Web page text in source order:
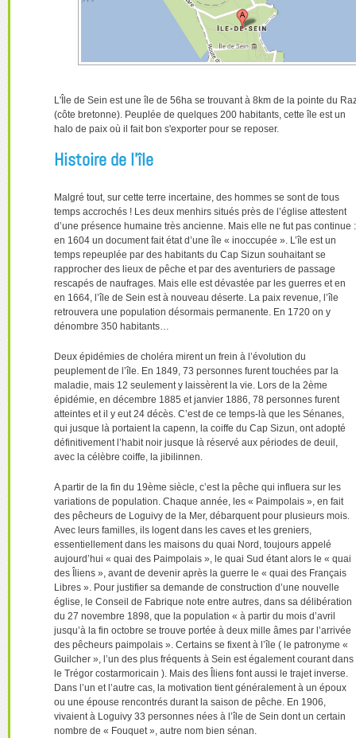
L'Île de Sein est une île de 56ha se trouvant à 8km de la pointe du
(côte bretonne). Peuplée de quelques 200 habitants, cette île est un
halo de paix où il fait bon s'exporter pour se reposer.
Histoire de l'île
Malgré tout, sur cette terre incertaine, des hommes se sont de tous
temps accrochés ! Les deux menhirs situés près de l’église attestent
d’une présence humaine très ancienne. Mais elle ne fut pas continue :
en 1604 un document fait état d’une île « inoccupée ». L’île est un
temps repeuplée par des habitants du Cap Sizun souhaitant se
rapprocher des lieux de pêche et par des aventuriers de passage
rescapés de naufrages. Mais elle est dévastée par les guerres et en
en 1664, l’île de Sein est à nouveau déserte. La paix revenue, l’île
retrouvera une population désormais permanente. En 1720 on y
dénombre 350 habitants…
Deux épidémies de choléra mirent un frein à l’évolution du
peuplement de l’île. En 1849, 73 personnes furent touchées par la
maladie, mais 12 seulement y laissèrent la vie. Lors de la 2ème
épidémie, en décembre 1885 et janvier 1886, 78 personnes furent
atteintes et il y eut 24 décès. C’est de ce temps-là que les Sénanes,
qui jusque là portaient la capenn, la coiffe du Cap Sizun, ont adopté
définitivement l’habit noir jusque là réservé aux périodes de deuil,
avec la célèbre coiffe, la jibilinnen.
A partir de la fin du 19ème siècle, c’est la pêche qui influera sur les
variations de population. Chaque année, les « Paimpolais », en fait
des pêcheurs de Loguivy de la Mer, débarquent pour plusieurs mois.
Avec leurs familles, ils logent dans les caves et les greniers,
essentiellement dans les maisons du quai Nord, toujours appelé
aujourd’hui « quai des Paimpolais », le quai Sud étant alors le « quai
des Îliens », avant de devenir après la guerre le « quai des Français
Libres ». Pour justifier sa demande de construction d’une nouvelle
église, le Conseil de Fabrique note entre autres, dans sa délibération
du 27 novembre 1898, que la population « à partir du mois d’avril
jusqu’à la fin octobre se trouve portée à deux mille âmes par l’arrivée
des pêcheurs paimpolais ». Certains se fixent à l’île ( le patronyme «
Guilcher », l’un des plus fréquents à Sein est également courant dans
le Trégor costarmoricain ). Mais des Îliens font aussi le trajet inverse.
Dans l’un et l’autre cas, la motivation tient généralement à un époux
ou une épouse rencontrés durant la saison de pêche. En 1906,
vivaient à Loguivy 33 personnes nées à l’île de Sein dont un certain
nombre de « Fouquet », autre nom bien sénan.